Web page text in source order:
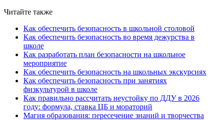
Читайте также
Как обеспечить безопасность в школьной столовой
Как обеспечить безопасность во время дежурства в
школе
Как разработать план безопасности на школьное
мероприятие
Как обеспечить безопасность на школьных экскурсиях
Как обеспечить безопасность при занятиях
физкультурой в школе
Как правильно рассчитать неустойку по ДДУ в 2026
году: формула, ставка ЦБ и мораторий
Магия образования: пересечение знаний и творчества